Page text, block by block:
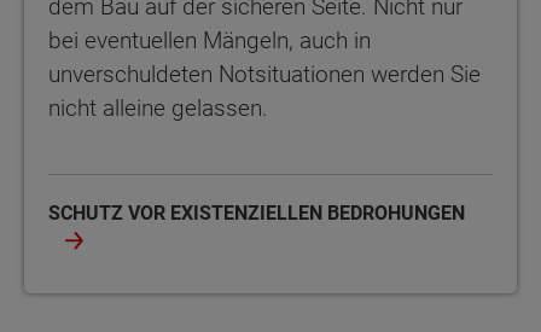
dem Bau auf der sicheren Seite. Nicht nur
bei eventuellen Mängeln, auch in
unverschuldeten Notsituationen werden Sie
nicht alleine gelassen.
SCHUTZ VOR EXISTENZIELLEN BEDROHUNGEN